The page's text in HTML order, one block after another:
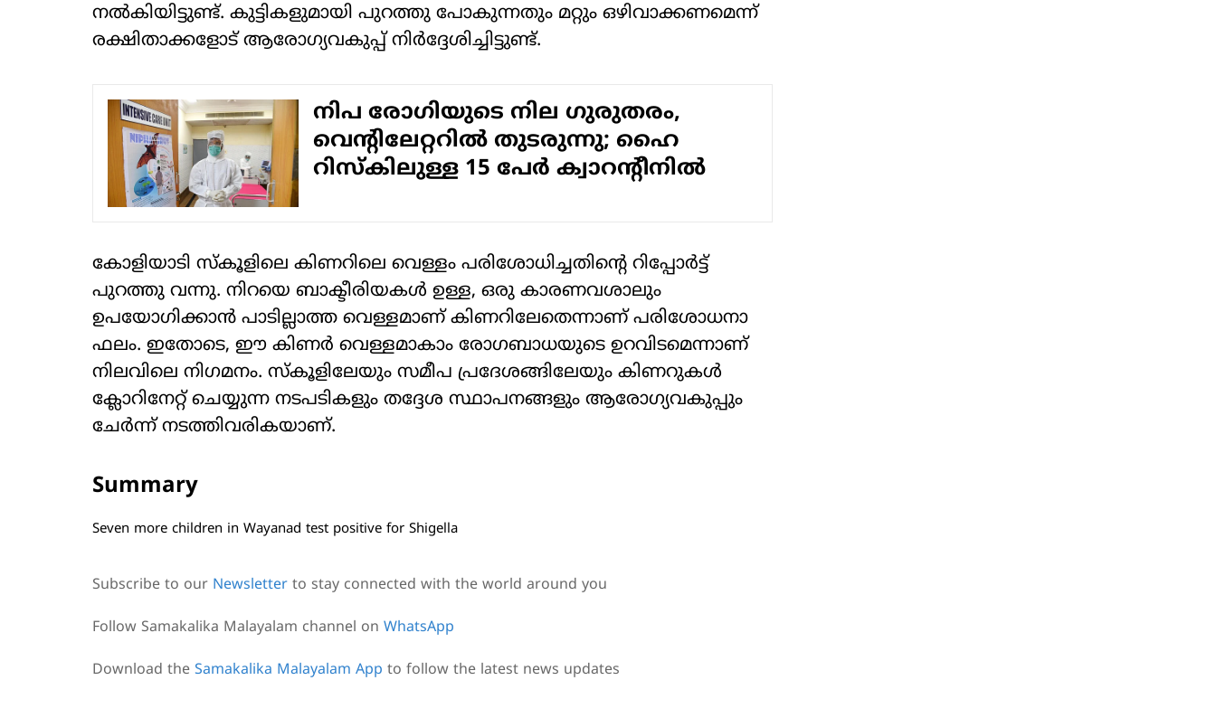
നല്‍കിയിട്ടുണ്ട്. കുട്ടികളുമായി പുറത്തു പോകുന്നതും മറ്റും ഒഴിവാക്കണമെന്ന്
രക്ഷിതാക്കളോട് ആരോഗ്യവകുപ്പ് നിര്‍ദ്ദേശിച്ചിട്ടുണ്ട്.
നിപ രോഗിയുടെ നില ഗുരുതരം,
വെന്റിലേറ്ററില്‍ തുടരുന്നു; ഹൈ
റിസ്‌കിലുള്ള 15 പേര്‍ ക്വാറന്റീനില്‍
കോളിയാടി സ്‌കൂളിലെ കിണറിലെ വെള്ളം പരിശോധിച്ചതിന്റെ റിപ്പോര്‍ട്ട്
പുറത്തു വന്നു. നിറയെ ബാക്ടീരിയകള്‍ ഉള്ള, ഒരു കാരണവശാലും
ഉപയോഗിക്കാന്‍ പാടില്ലാത്ത വെള്ളമാണ് കിണറിലേതെന്നാണ് പരിശോധനാ
ഫലം. ഇതോടെ, ഈ കിണര്‍ വെള്ളമാകാം രോഗബാധയുടെ ഉറവിടമെന്നാണ്
നിലവിലെ നിഗമനം. സ്‌കൂളിലേയും സമീപ പ്രദേശങ്ങിലേയും കിണറുകള്‍
ക്ലോറിനേറ്റ് ചെയ്യുന്ന നടപടികളും തദ്ദേശ സ്ഥാപനങ്ങളും ആരോഗ്യവകുപ്പും
ചേര്‍ന്ന് നടത്തിവരികയാണ്.
Summary
Seven more children in Wayanad test positive for Shigella
Subscribe to our Newsletter to stay connected with the world around you
Follow Samakalika Malayalam channel on WhatsApp
Download the Samakalika Malayalam App to follow the latest news updates